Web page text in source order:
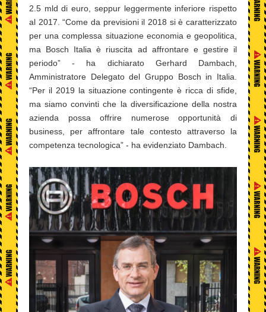
2.5 mld di euro, seppur leggermente inferiore rispetto
al 2017. “Come da previsioni il 2018 si è caratterizzato
per una complessa situazione economia e geopolitica,
ma Bosch Italia è riuscita ad affrontare e gestire il
periodo” - ha dichiarato Gerhard Dambach,
Amministratore Delegato del Gruppo Bosch in Italia.
“Per il 2019 la situazione contingente è ricca di sfide,
ma siamo convinti che la diversificazione della nostra
azienda possa offrire numerose opportunità di
business, per affrontare tale contesto attraverso la
competenza tecnologica” - ha evidenziato Dambach.